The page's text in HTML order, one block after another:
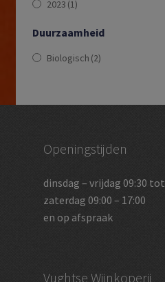
2023 (1)
Duurzaamheid
Biologisch (2)
Openingstijden
dinsdag – vrijdag 09:30
zaterdag 09:00 – 17:00
en op afspraak
Vughtse Wijnkoperij